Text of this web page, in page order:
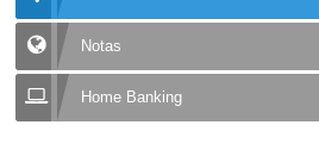
Notas
Home Banking